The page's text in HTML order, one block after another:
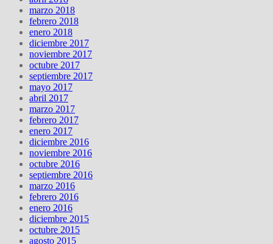
marzo 2018
febrero 2018
enero 2018
diciembre 2017
noviembre 2017
octubre 2017
septiembre 2017
mayo 2017
abril 2017
marzo 2017
febrero 2017
enero 2017
diciembre 2016
noviembre 2016
octubre 2016
septiembre 2016
marzo 2016
febrero 2016
enero 2016
diciembre 2015
octubre 2015
agosto 2015